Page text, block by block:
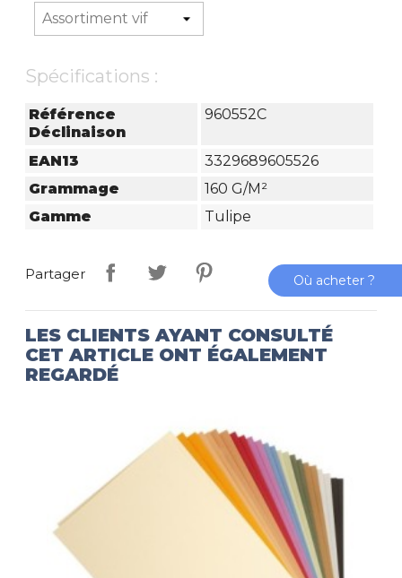
Spécifications :
Référence
Déclinaison
960552C
EAN13
3329689605526
Grammage
160 G/m²
Gamme
Tulipe
Partager
LES CLIENTS AYANT CONSULTÉ
CET ARTICLE ONT ÉGALEMENT
REGARDÉ
Où acheter ?